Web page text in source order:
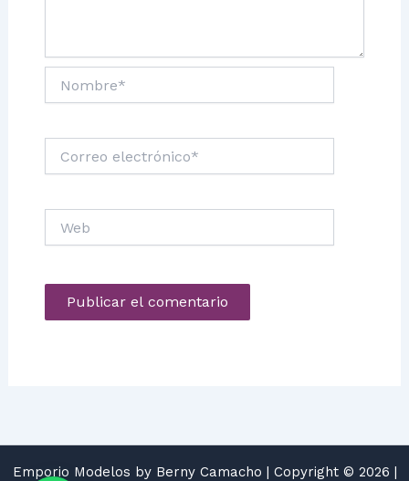
electrónico*
Emporio Modelos by Berny Camacho | Copyright © 2026 |